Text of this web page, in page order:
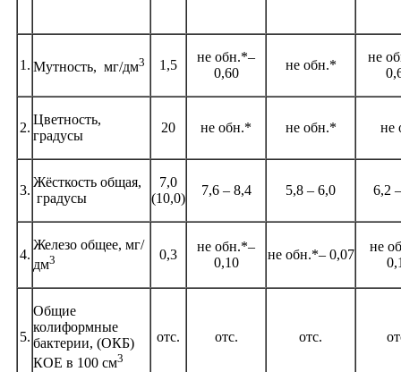
1. Мутность, мг/дм3 1,5
не обн.*–
0,60
не обн.*
не
2.
Цветность,
градусы
20 не обн.* не обн.* не
3.
Жёсткость общая,
градусы
7,0
(10,0)
7,6 – 8,4 5,8 – 6,0 6,2
4.
Железо общее, мг/
дм3 0,3
не обн.*–
0,10
не обн.*– 0,07
не
5.
Общие
колиформные
бактерии, (ОКБ)
КОЕ в 100 см3
отс. отс. отс.